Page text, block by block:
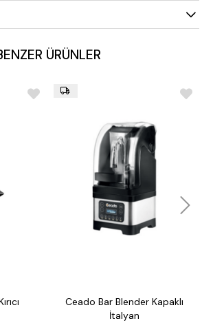
ÜRÜNLER
Ceado Bar Blender Kapaklı
İtalyan